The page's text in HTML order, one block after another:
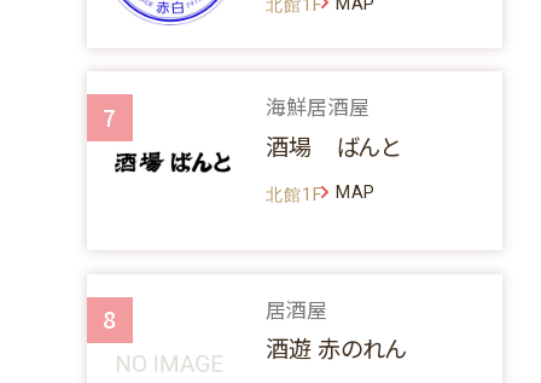
北館1F
7 海鮮居酒屋
酒場 ばんと
北館1F MAP
8 居酒屋
酒遊 赤のれん